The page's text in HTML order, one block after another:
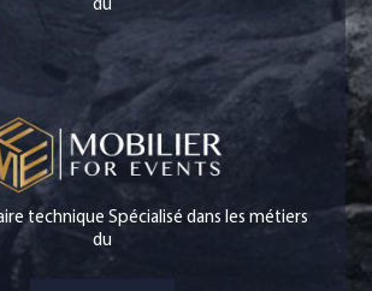
du
technique Spécialisé dans les métiers
du